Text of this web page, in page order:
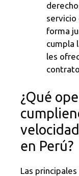
servicio
forma
cumpla
les
¿Qué
en Perú?
Las